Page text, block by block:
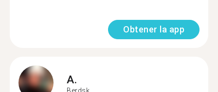
Obtener la app
A.
Berdsk